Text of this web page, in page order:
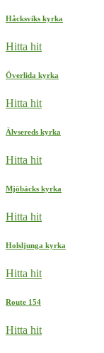
Håcksviks kyrka
Hitta hit
Överlida kyrka
Hitta hit
Älvsereds kyrka
Hitta hit
Mjöbäcks kyrka
Hitta hit
Holsljunga kyrka
Hitta hit
Route 154
Hitta hit